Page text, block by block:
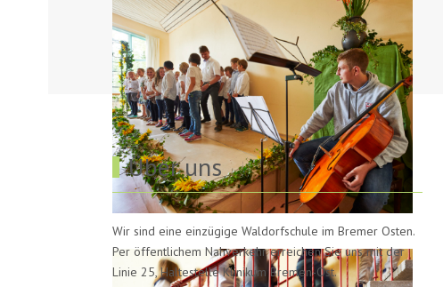
Über uns
Wir sind eine einzügige Waldorfschule im Bremer Osten.
Per öffentlichem Nahverkehr erreichen Sie uns mit der
Linie 25, Haltestelle Klinikum Bremen-Ost.